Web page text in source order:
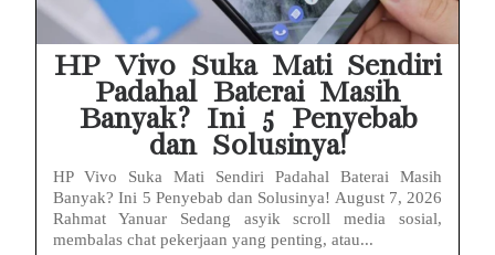
HP Realme Kena Air Tidak Bisa Dicas? Jangan Langsung Charge, Ini Solusinya
HP Vivo Suka Mati Sendiri
Padahal Baterai Masih
Banyak? Ini 5 Penyebab
dan Solusinya!
HP Vivo Suka Mati Sendiri Padahal Baterai Masih
Banyak? Ini 5 Penyebab dan Solusinya! August 7, 2026
Rahmat Yanuar Sedang asyik scroll media sosial,
membalas chat pekerjaan yang penting, atau...